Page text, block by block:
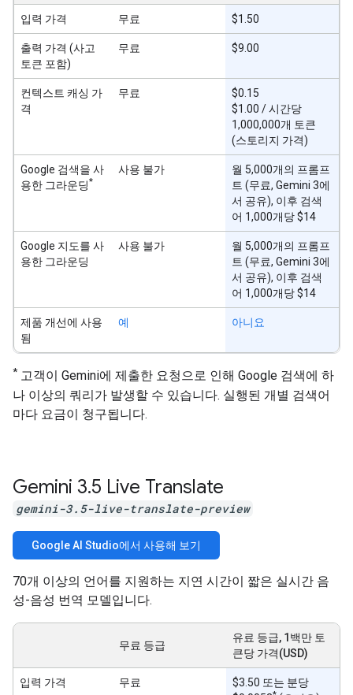
입력 가격 무료 $1.50
출력 가격 (사고
토큰 포함)
무료 $9.00
컨텍스트 캐싱 가
격
무료
$0.15
$1.00 / 시간당
1,000,000개 토큰
(스토리지 가격)
Google 검색을 사
용한 그라운딩*
사용 불가
월 5,000개의 프롬프
트 (무료, Gemini 3에
서 공유), 이후 검색
어 1,000개당 $14
Google 지도를 사
용한 그라운딩
사용 불가
월 5,000개의 프롬프
트 (무료, Gemini 3에
서 공유), 이후 검색
어 1,000개당 $14
제품 개선에 사용
됨
예 아니요
* 고객이 Gemini에 제출한 요청으로 인해 Google 검색에 하
나 이상의 쿼리가 발생할 수 있습니다. 실행된 개별 검색어
마다 요금이 청구됩니다.
Gemini 3.5 Live Translate
gemini-3.5-live-translate-preview
Google AI Studio에서 사용해 보기
70개 이상의 언어를 지원하는 지연 시간이 짧은 실시간 음
성-음성 번역 모델입니다.
무료 등급
유료 등급, 1백만 토
큰당 가격(USD)
입력 가격 무료
$3.50 또는 분당